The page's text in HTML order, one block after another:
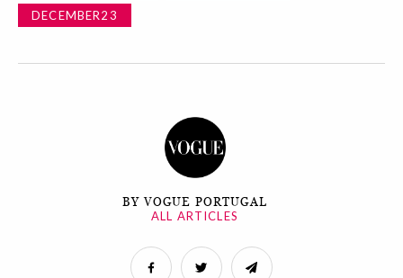
DECEMBER23
BY VOGUE PORTUGAL
ALL ARTICLES